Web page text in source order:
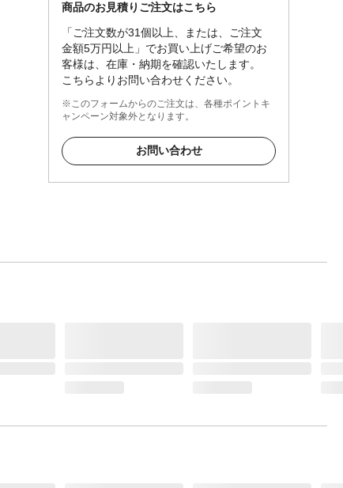
商品のお見積りご注文はこちら
「ご注文数が31個以上、または、ご注文
金額5万円以上」でお買い上げご希望のお
客様は、在庫・納期を確認いたします。
こちらよりお問い合わせください。
※このフォームからのご注文は、各種ポイントキ
ャンペーン対象外となります。
お問い合わせ